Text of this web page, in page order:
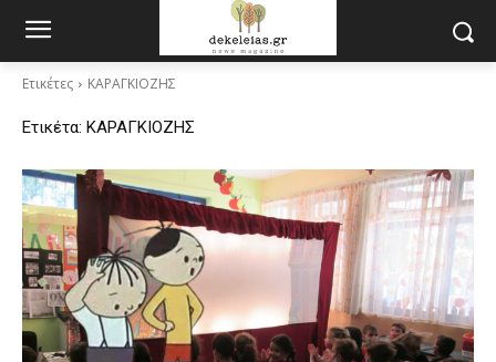
Ετικέτες ΚΑΡΑΓΚΙΟΖΗΣ
Ετικέτα: ΚΑΡΑΓΚΙΟΖΗΣ